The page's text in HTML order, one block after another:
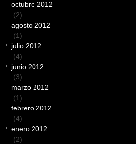
octubre 2012
(2)
agosto 2012
(1)
julio 2012
(4)
junio 2012
(3)
marzo 2012
(1)
febrero 2012
(4)
enero 2012
(2)